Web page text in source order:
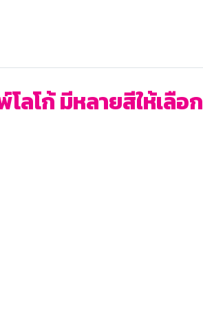
โก้ มีหลายสีให้เลือก